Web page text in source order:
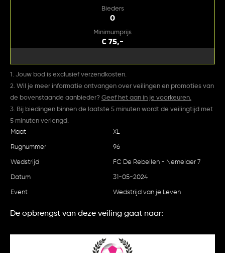
Bieders
0
Minimumprijs
€ 75,-
1. Jouw bod is exclusief verzendkosten.
2. Wil je meer informatie ontvangen over veilingen en promoties van
de bovenstaande aanbieder?Geef het aan in je voorkeuren.
3. Bij biedingen binnen de laatste 5 minuten wordt de veilingtijd met
5 minuten verlengd.
Maat
XL
Rugnummer
96
Wedstrijd
FC De Rebellen - Nemelaer 7
Datum
31-05-2024
Event
Wedstrijd van je Leven
De opbrengst van deze veiling gaat naar: